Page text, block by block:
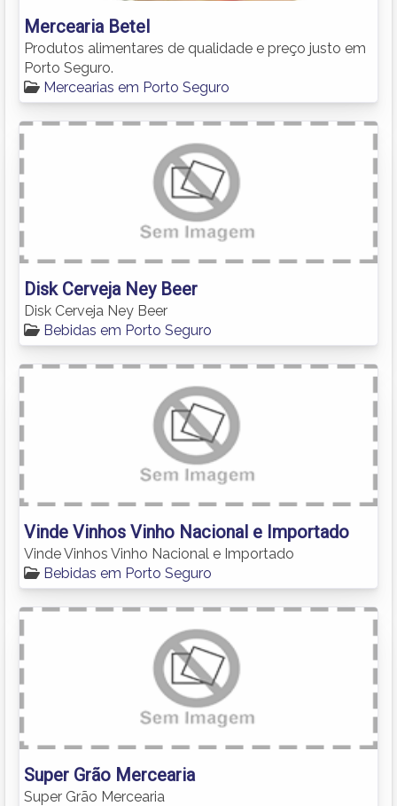
Mercearia Betel
Produtos alimentares de qualidade e preço justo em
Porto Seguro.
Mercearias em Porto Seguro
Disk Cerveja Ney Beer
Disk Cerveja Ney Beer
Bebidas em Porto Seguro
Vinde Vinhos Vinho Nacional e Importado
Vinde Vinhos Vinho Nacional e Importado
Bebidas em Porto Seguro
Super Grão Mercearia
Super Grão Mercearia